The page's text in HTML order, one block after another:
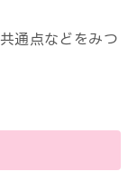
通点などをみつ